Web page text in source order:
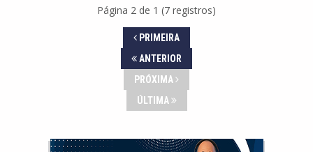
Página 2 de 1 (7 registros)
PRIMEIRA
ANTERIOR
PRÓXIMA
ÚLTIMA